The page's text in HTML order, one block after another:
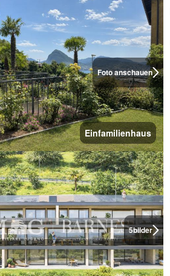
Foto anschauen
Einfamilienhaus
5bilder